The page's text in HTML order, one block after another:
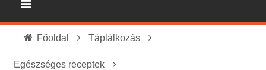
Főoldal Táplálkozás
Egészséges receptek